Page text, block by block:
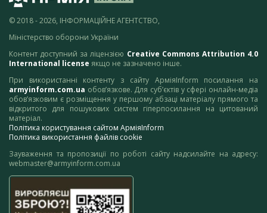
© 2018 - 2026, ІНФОРМАЦІЙНЕ АГЕНТСТВО,
Міністерство оборони України
Контент доступний за ліцензією Creative Commons Attribution 4.0
International license якщо не зазначено інше.
При використанні контенту з сайту АрміяInform посилання на
armyinform.com.ua обов’язкове. Для суб’єктів у сфері онлайн-медіа
обов’язковим є розміщення у першому абзаці матеріалу прямого та
відкритого для пошукових систем гіперпосилання на цитований
матеріал.
Політика користування сайтом АрміяInform
Політика використання файлів cookie
Зауваження та пропозиції по роботі сайту надсилайте на адресу:
webmaster@armyinform.com.ua